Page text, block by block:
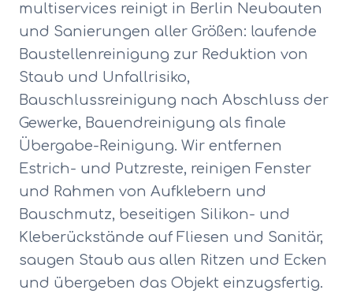
multiservices reinigt in Berlin Neubauten
und Sanierungen aller Größen: laufende
Baustellenreinigung zur Reduktion von
Staub und Unfallrisiko,
Bauschlussreinigung nach Abschluss der
Gewerke, Bauendreinigung als finale
Übergabe-Reinigung. Wir entfernen
Estrich- und Putzreste, reinigen Fenster
und Rahmen von Aufklebern und
Bauschmutz, beseitigen Silikon- und
Kleberückstände auf Fliesen und Sanitär,
saugen Staub aus allen Ritzen und Ecken
und übergeben das Objekt einzugsfertig.